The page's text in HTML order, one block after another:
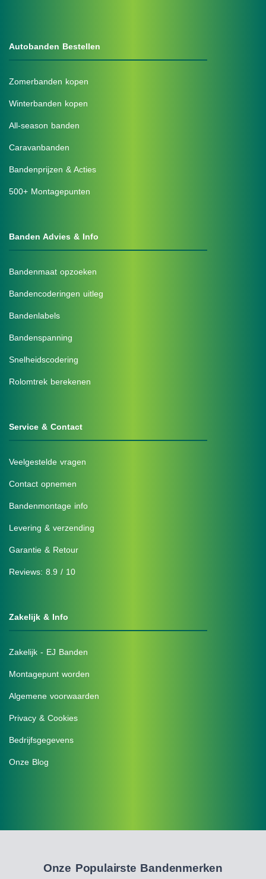
Autobanden Bestellen
Zomerbanden kopen
Winterbanden kopen
All-season banden
Caravanbanden
Bandenprijzen & Acties
500+ Montagepunten
Banden Advies & Info
Bandenmaat opzoeken
Bandencoderingen uitleg
Bandenlabels
Bandenspanning
Snelheidscodering
Rolomtrek berekenen
Service & Contact
Veelgestelde vragen
Contact opnemen
Bandenmontage info
Levering & verzending
Garantie & Retour
Reviews: 8.9 / 10
Zakelijk & Info
Zakelijk - EJ Banden
Montagepunt worden
Algemene voorwaarden
Privacy & Cookies
Bedrijfsgegevens
Onze Blog
Onze Populairste Bandenmerken